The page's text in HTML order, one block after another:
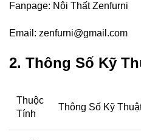
Fanpage: Nội Thất Zenfurni
Email: zenfurni@gmail.com
2. Thông Số Kỹ
Thuộc
Tính
Thông Số Kỹ